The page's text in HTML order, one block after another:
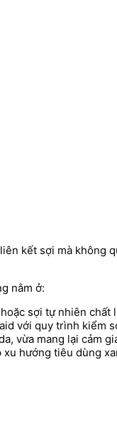
kết sợi mà không
nằm ở:
sợi tự nhiên chất
với quy trình kiểm
vừa mang lại cảm
hướng tiêu dùng